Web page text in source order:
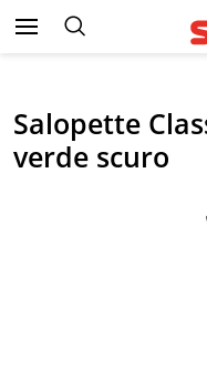
Salopette
verde scuro